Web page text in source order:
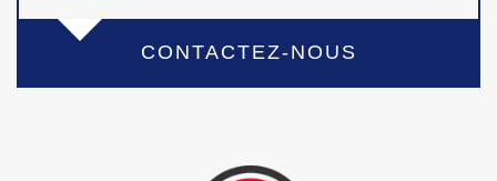
CONTACTEZ-NOUS